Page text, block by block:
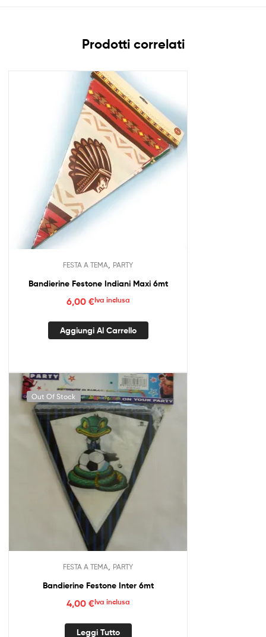
Prodotti correlati
FESTA A TEMA PARTY
Bandierine Festone Indiani Maxi 6mt
6,00 €Iva inclusa
Aggiungi Al Carrello
Out Of Stock
FESTA A TEMA PARTY
Bandierine Festone Inter 6mt
4,00 €Iva inclusa
Leggi Tutto